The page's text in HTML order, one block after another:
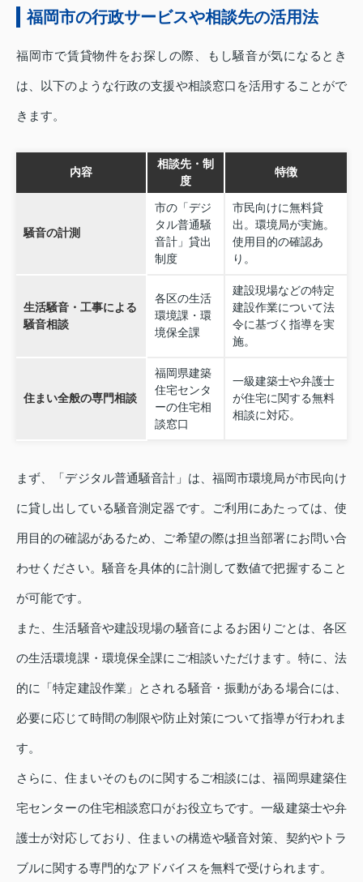
福岡市の行政サービスや相談先の活用法
福岡市で賃貸物件をお探しの際、もし騒音が気になるとき
は、以下のような行政の支援や相談窓口を活用することがで
きます。
内容
相談先・制
度
特徴
騒音の計測
市の「デジ
タル普通騒
音計」貸出
制度
市民向けに無料貸
出。環境局が実施。
使用目的の確認あ
り。
生活騒音・工事による
騒音相談
各区の生活
環境課・環
境保全課
建設現場などの特定
建設作業について法
令に基づく指導を実
施。
住まい全般の専門相談
福岡県建築
住宅センタ
ーの住宅相
談窓口
一級建築士や弁護士
が住宅に関する無料
相談に対応。
まず、「デジタル普通騒音計」は、福岡市環境局が市民向け
に貸し出している騒音測定器です。ご利用にあたっては、使
用目的の確認があるため、ご希望の際は担当部署にお問い合
わせください。騒音を具体的に計測して数値で把握すること
が可能です。
また、生活騒音や建設現場の騒音によるお困りごとは、各区
の生活環境課・環境保全課にご相談いただけます。特に、法
的に「特定建設作業」とされる騒音・振動がある場合には、
必要に応じて時間の制限や防止対策について指導が行われま
す。
さらに、住まいそのものに関するご相談には、福岡県建築住
宅センターの住宅相談窓口がお役立ちです。一級建築士や弁
護士が対応しており、住まいの構造や騒音対策、契約やトラ
ブルに関する専門的なアドバイスを無料で受けられます。